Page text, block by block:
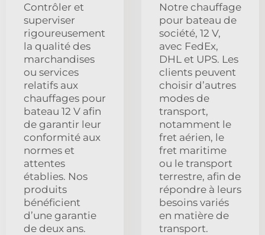
Contrôler et
superviser
rigoureusement
la qualité des
marchandises
ou services
relatifs aux
chauffages pour
bateau 12 V afin
de garantir leur
conformité aux
normes et
attentes
établies. Nos
produits
bénéficient
d’une garantie
de deux ans.
Notre chauffage
pour bateau de
société, 12 V,
avec FedEx,
DHL et UPS. Les
clients peuvent
choisir d’autres
modes de
transport,
notamment le
fret aérien, le
fret maritime
ou le transport
terrestre, afin de
répondre à leurs
besoins variés
en matière de
transport.